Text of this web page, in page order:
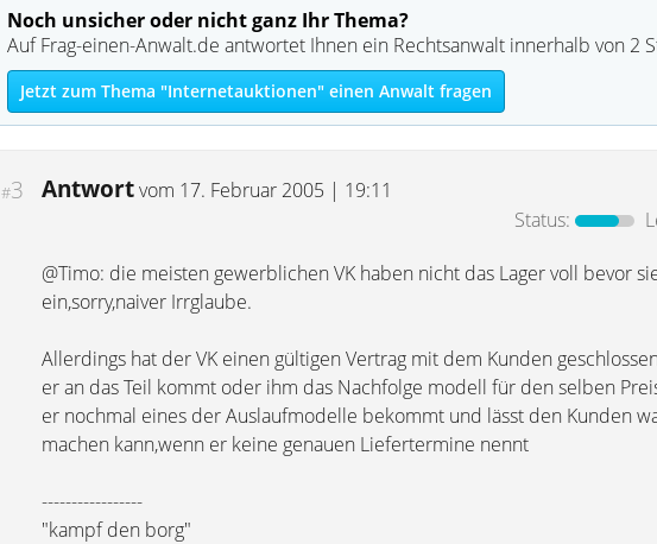
Noch unsicher oder nicht ganz Ihr Thema?
Auf Frag-einen-Anwalt.de antwortet Ihnen ein Rechtsanwalt innerhalb von 2
Jetzt zum Thema "Internetauktionen" einen Anwalt fragen
#3 Antwortvom 17. Februar 2005 | 19:11
Status:
@Timo: die meisten gewerblichen VK haben nicht das Lager voll bevor
ein,sorry,naiver Irrglaube.
Allerdings hat der VK einen gültigen Vertrag mit dem Kunden
er an das Teil kommt oder ihm das Nachfolge modell für den selben
er nochmal eines der Auslaufmodelle bekommt und lässt den Kunden
machen kann,wenn er keine genauen Liefertermine nennt
-----------------
"kampf den borg"